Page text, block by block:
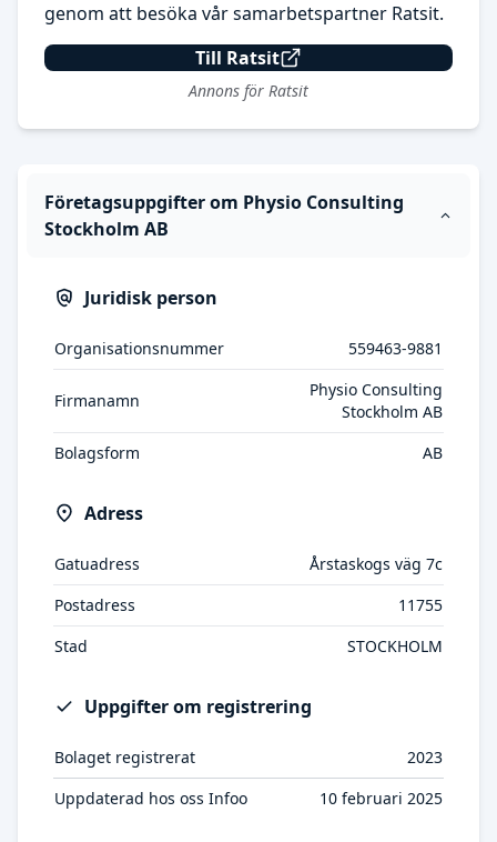
genom att besöka vår samarbetspartner Ratsit.
Till Ratsit
Annons för Ratsit
Företagsuppgifter om Physio Consulting
Stockholm AB
Juridisk person
Organisationsnummer 559463-9881
Firmanamn
Physio Consulting
Stockholm AB
Bolagsform
AB
Adress
Gatuadress
Årstaskogs väg 7c
Postadress
11755
Stad
STOCKHOLM
Uppgifter om registrering
Bolaget registrerat
2023
Uppdaterad hos oss Infoo
10 februari 2025